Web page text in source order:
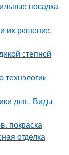
посадка
их решение.
степной
технологии
для.. Виды
покраска
отделка